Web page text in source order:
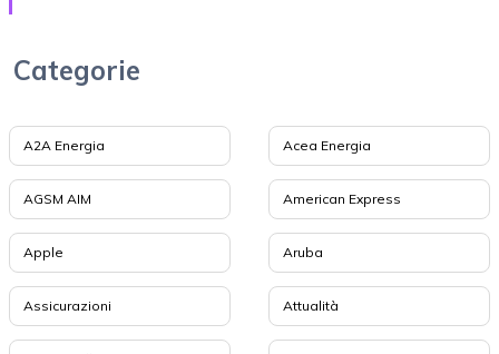
Categorie
A2A Energia Acea Energia
AGSM AIM American Express
Apple Aruba
Assicurazioni Attualità